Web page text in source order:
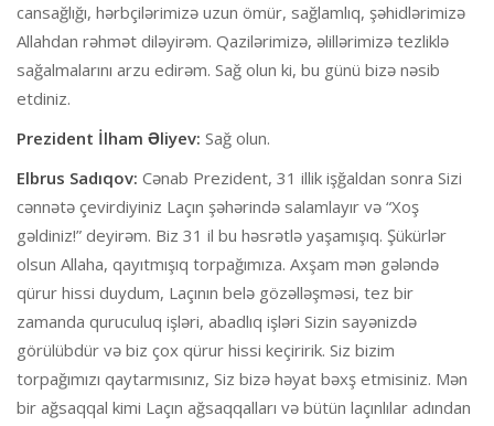
cansağlığı, hərbçilərimizə uzun ömür, sağlamlıq, şəhidlərimizə
Allahdan rəhmət diləyirəm. Qazilərimizə, əlillərimizə tezliklə
sağalmalarını arzu edirəm. Sağ olun ki, bu günü bizə nəsib
etdiniz.
Prezident İlham Əliyev: Sağ olun.
Elbrus Sadıqov: Cənab Prezident, 31 illik işğaldan sonra Sizi
cənnətə çevirdiyiniz Laçın şəhərində salamlayır və “Xoş
gəldiniz!” deyirəm. Biz 31 il bu həsrətlə yaşamışıq. Şükürlər
olsun Allaha, qayıtmışıq torpağımıza. Axşam mən gələndə
qürur hissi duydum, Laçının belə gözəlləşməsi, tez bir
zamanda quruculuq işləri, abadlıq işləri Sizin sayənizdə
görülübdür və biz çox qürur hissi keçiririk. Siz bizim
torpağımızı qaytarmısınız, Siz bizə həyat bəxş etmisiniz. Mən
bir ağsaqqal kimi Laçın ağsaqqalları və bütün laçınlılar adından